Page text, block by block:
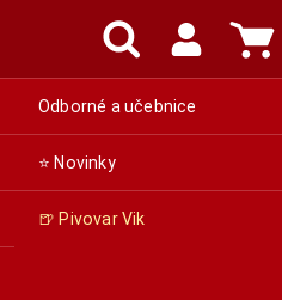
Odborné a učebnice
⭐ Novinky
🍺 Pivovar Vik